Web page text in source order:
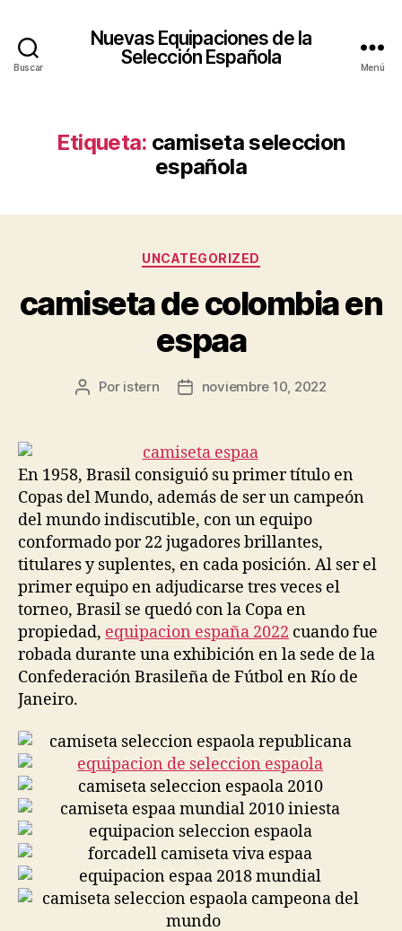
Buscar
Nuevas Equipaciones de la
Selección Española
Menú
Etiqueta: camiseta seleccion
española
Categorías
UNCATEGORIZED
camiseta de colombia en
espaa
Autor
Por istern
Fecha
entrada
noviembre 10, 2022
En 1958, Brasil consiguió su primer título en
Copas del Mundo, además de ser un campeón
del mundo indiscutible, con un equipo
conformado por 22 jugadores brillantes,
titulares y suplentes, en cada posición. Al ser el
primer equipo en adjudicarse tres veces el
torneo, Brasil se quedó con la Copa en
propiedad, equipacion españa 2022 cuando fue
robada durante una exhibición en la sede de la
Confederación Brasileña de Fútbol en Río de
Janeiro.